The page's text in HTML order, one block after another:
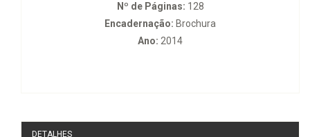
Nº de Páginas: 128
Encadernação: Brochura
Ano: 2014
DETALHES